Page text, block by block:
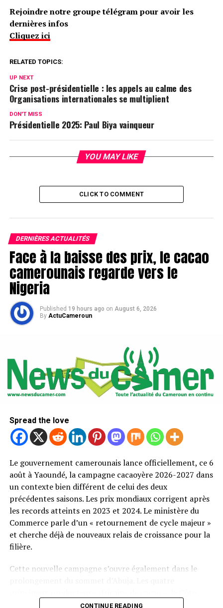
Rejoindre notre groupe télégram pour avoir les
dernières infos
Cliquez ici
RELATED TOPICS:
UP NEXT
Crise post-présidentielle : les appels au calme des
Organisations internationales se multiplient
DON'T MISS
Présidentielle 2025: Paul Biya vainqueur
YOU MAY LIKE
CLICK TO COMMENT
DERNIÈRES ACTUALITÉS
Face à la baisse des prix, le cacao
camerounais regarde vers le
Nigeria
Published 19 hours ago on August 6, 2026
By ActuCameroun
Spread the love
Le gouvernement camerounais lance officiellement, ce 6
août à Yaoundé, la campagne cacaoyère 2026-2027 dans
un contexte bien différent de celui des deux
précédentes saisons. Les prix mondiaux corrigent après
les records atteints en 2023 et 2024. Le ministère du
Commerce parle d’un « retournement de cycle majeur »
et cherche déjà de nouveaux relais de croissance pour la
filière.
Cette nouvelle campagne s’ouvre également dans le
d’Ivoire, le Ghana, le Cameroun et le Nigeria — y ont
CONTINUE READING